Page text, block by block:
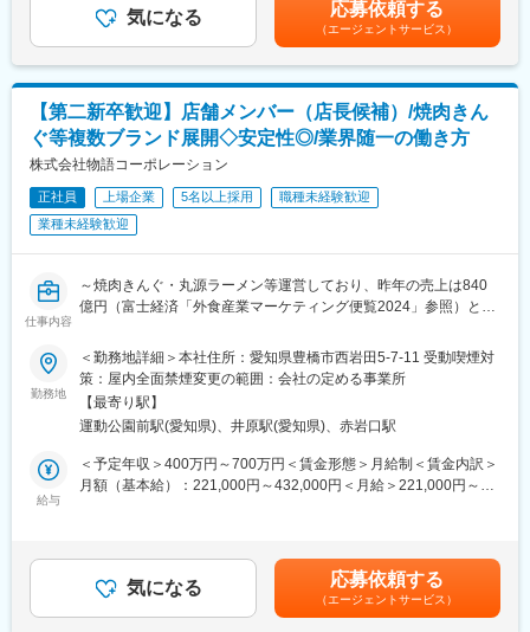
※店舗には平均3~4名程度の正社員がいます。入社後のフォロー体
制も万全です。
・入社11カ月でエリアマネジャーに昇進
・入社2年半で商品開発
・入社4年半で事業部長
店長の先も、エリアマネジャー、営業部長、人事など、様々な道
職も多数活躍中！離職率は16.1％！（業界平均は30％）と働きや
すい環境づくりに力を入れています！
転勤の範囲が全国ではなくエリア内だけになるマイエリア制度あ
り。
引き続き稼働中で腰を据えて働くことも可能！
■研修制度
2002年に設立された、教育専門部門「物語アカデミー」。毎月研
修を行っています。30もの豊富なカリキュラムから、レベルに合
った講座を受けることができ、合宿研修なども実施。一人ひとり
の着実な成長をサポートしているので、入社後のキャッチアップ
社内イントラネットでは、社員個人が全社員宛てに、お店の改善
提案、悩みの相談を行っています。日常的にアイデアに対する返
信、誕生日メッセージなどが飛び交い、社長から直接返信が返っ
円＋評価給★新任店長（入社8か月）／年収544万＋評価給賃金は
あくまでも目安の金額であり、選考を通じて上下する可能性があ
ります。月給(月額)は固定手当を含めた表記です。
気になる 応募依頼する
（エージェントサービス）
【第二新卒歓迎】店舗メンバー（店長候補）/焼肉きん
ぐ等複数ブランド展開◇安定性◎/業界随一の働き方
株式会社物語コーポレーション
正社員 上場企業 5名以上採用
職種未経験歓迎
業種未経験歓迎
仕事内容
～焼肉きんぐ・丸源ラーメン等運営しており、昨年の売上は840
億円（富士経済「外食産業マーケティング便覧2024」参照）と焼
＜平均年収620万円・月平均残業18時間程度・離職率15％・最大
14連休取得可能・深夜営業無・年末年始休業と安定した年収を得
ながら、プライベートも充実させ働くことができる環境がござい
ます＞
■業務内容
まずは当社のこだわりやオペレーション、スタッフ・お客さまの
特徴などを学んでいただきます。年商約2億～3億円の店舗の売
す。
■物語コーポレーションのここがスゴイ！
勤務地
＜勤務地詳細＞本社住所：愛知県豊橋市西岩田5-7-11 受動喫煙対
策：屋内全面禁煙変更の範囲：会社の定める事業所
【最寄り駅】
運動公園前駅(愛知県)、井原駅(愛知県)、赤岩口駅
給与
＜予定年収＞400万円～700万円＜賃金形態＞月給制＜賃金内訳＞
月額（基本給）：221,000円～432,000円＜月給＞221,000円～
年目）／年収708万円＋評価給★店長（入社2年目）／年収642万
円＋評価給★新任店長（入社8か月）／年収544万＋評価給賃金は
あくまでも目安の金額であり、選考を通じて上下する可能性があ
気になる 応募依頼する
（エージェントサービス）